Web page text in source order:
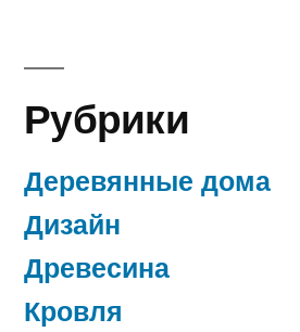
Рубрики
Деревянные дома
Дизайн
Древесина
Кровля